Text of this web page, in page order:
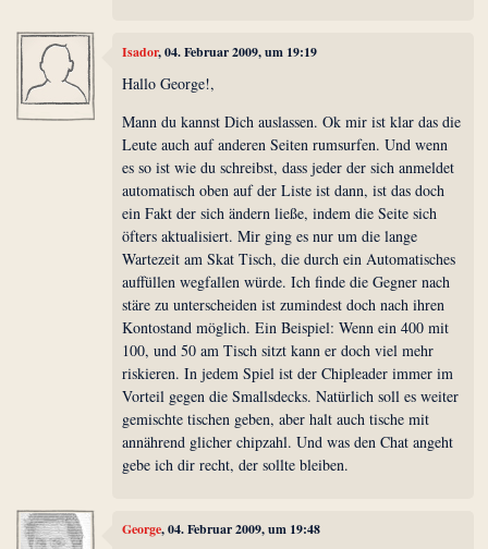
Isador, 04. Februar 2009, um 19:19
Hallo George!,
Mann du kannst Dich auslassen. Ok mir ist klar das die
Leute auch auf anderen Seiten rumsurfen. Und wenn
es so ist wie du schreibst, dass jeder der sich anmeldet
automatisch oben auf der Liste ist dann, ist das doch
ein Fakt der sich ändern ließe, indem die Seite sich
öfters aktualisiert. Mir ging es nur um die lange
Wartezeit am Skat Tisch, die durch ein Automatisches
auffüllen wegfallen würde. Ich finde die Gegner nach
stäre zu unterscheiden ist zumindest doch nach ihren
Kontostand möglich. Ein Beispiel: Wenn ein 400 mit
100, und 50 am Tisch sitzt kann er doch viel mehr
riskieren. In jedem Spiel ist der Chipleader immer im
Vorteil gegen die Smallsdecks. Natürlich soll es weiter
gemischte tischen geben, aber halt auch tische mit
annährend glicher chipzahl. Und was den Chat angeht
gebe ich dir recht, der sollte bleiben.
George, 04. Februar 2009, um 19:48